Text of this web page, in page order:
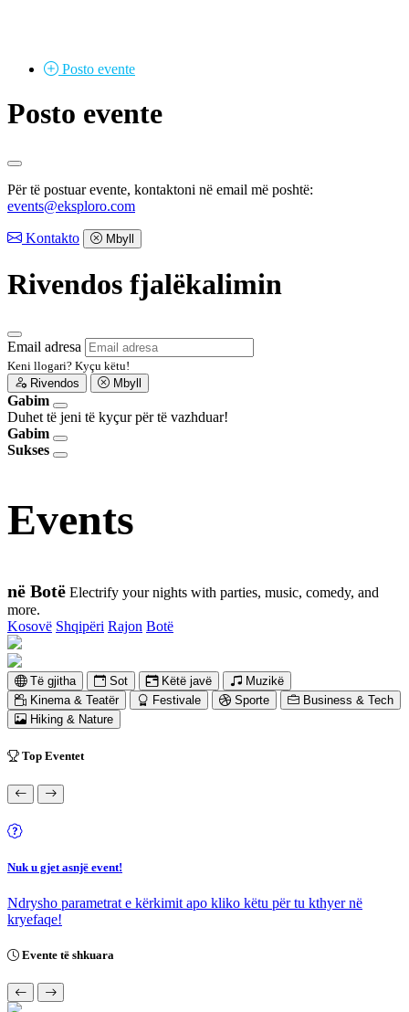
Posto evente
Posto evente
Për të postuar evente, kontaktoni në email më poshtë:
events@eksploro.com
Kontakto Mbyll
Rivendos fjalëkalimin
Email adresa
Keni llogari? Kyçu këtu!
Rivendos
Mbyll
Gabim
Duhet të jeni të kyçur për të vazhduar!
Gabim
Sukses
Events
në Botë Electrify your nights with parties, music, comedy, and
more.
Kosovë Shqipëri Rajon Botë
Të gjitha Sot Këtë javë
Muzikë
Kinema & Teatër
Festivale Sporte
Business & Tech
Hiking & Nature
Top Eventet
Nuk u gjet asnjë event!
Ndrysho parametrat e kërkimit apo kliko këtu për tu kthyer në
kryefaqe!
Evente të shkuara